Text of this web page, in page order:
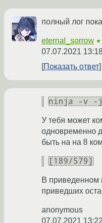
полный лог
eternal_sorrow
07.07.2021
Показать ответ
ninja -v -
У тебя может
одновременно
быть на на 8
[189/579]
В приведенном
приведших
anonymous
07.07.2021